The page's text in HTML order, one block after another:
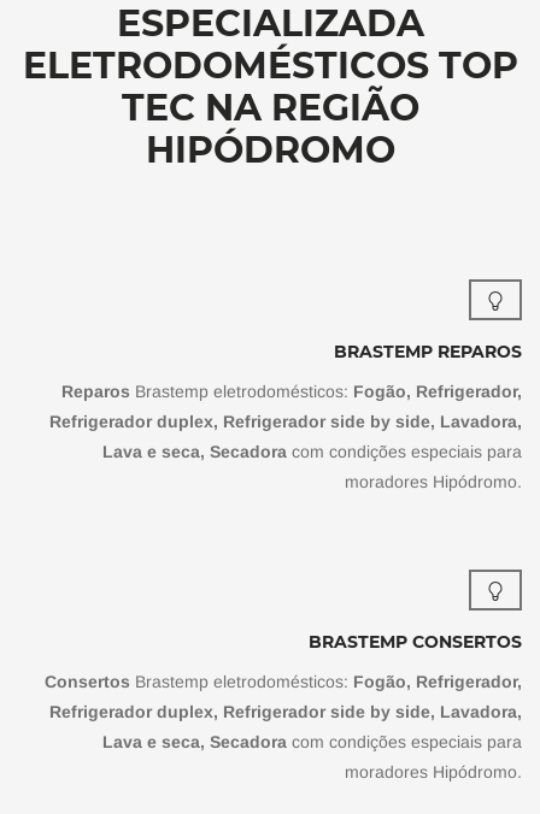
ESPECIALIZADA
ELETRODOMÉSTICOS TOP
TEC NA REGIÃO
HIPÓDROMO
BRASTEMP REPAROS
Reparos Brastemp eletrodomésticos: Fogão, Refrigerador,
Refrigerador duplex, Refrigerador side by side, Lavadora,
Lava e seca, Secadora com condições especiais para
moradores Hipódromo.
BRASTEMP CONSERTOS
Consertos Brastemp eletrodomésticos: Fogão, Refrigerador,
Refrigerador duplex, Refrigerador side by side, Lavadora,
Lava e seca, Secadora com condições especiais para
moradores Hipódromo.